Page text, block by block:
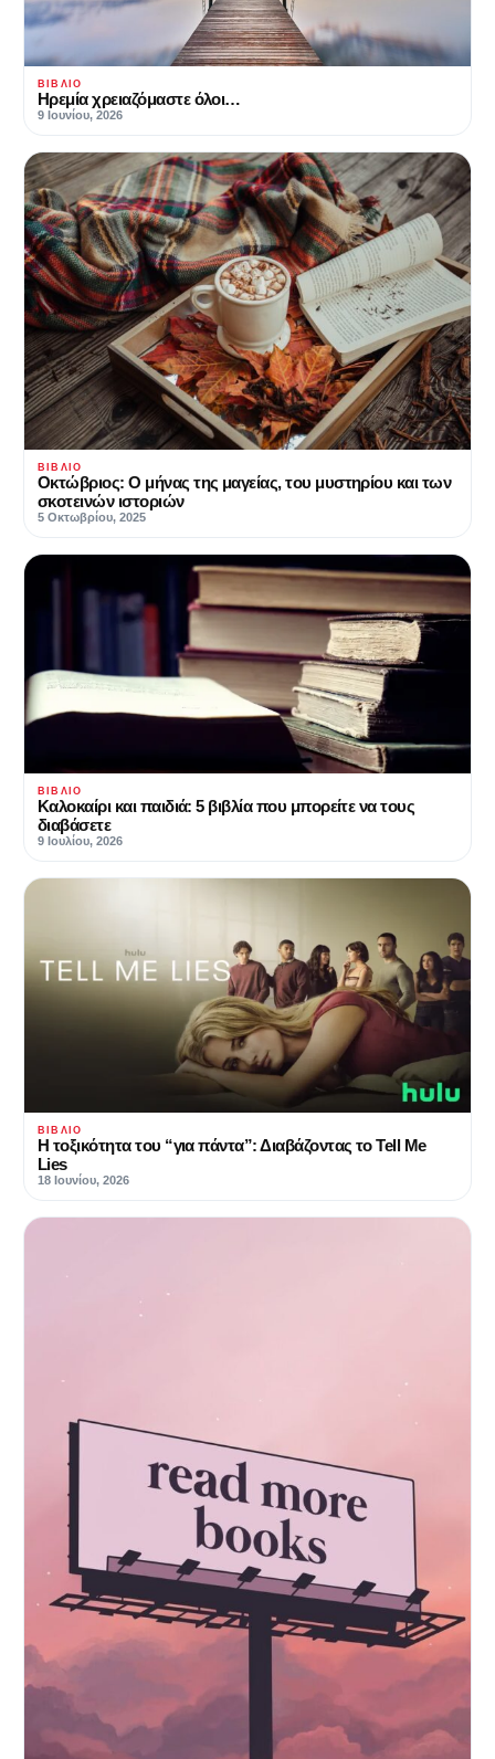
ΒΙΒΛΊΟ
Hρεμία χρειαζόμαστε όλοι…
9 Ιουνίου, 2026
ΒΙΒΛΊΟ
Οκτώβριος: Ο μήνας της μαγείας, του μυστηρίου και των
σκοτεινών ιστοριών
5 Οκτωβρίου, 2025
ΒΙΒΛΊΟ
Kαλοκαίρι και παιδιά: 5 βιβλία που μπορείτε να τους
διαβάσετε
9 Ιουλίου, 2026
ΒΙΒΛΊΟ
Η τοξικότητα του “για πάντα”: Διαβάζοντας το Tell Me
Lies
18 Ιουνίου, 2026